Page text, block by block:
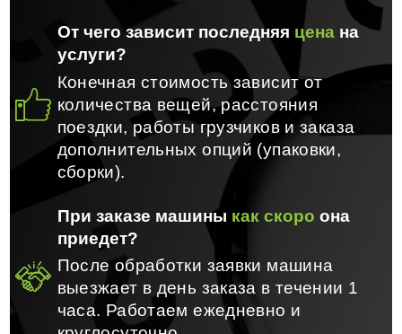
От чего зависит последняя ценана
услуги?
Конечная стоимость зависит от
количества вещей, расстояния
поездки, работы грузчиков и заказа
дополнительных опций (упаковки,
сборки).
При заказе машины как скоро она
приедет?
После обработки заявки машина
выезжает в день заказа в течении 1
часа. Работаем ежедневно и